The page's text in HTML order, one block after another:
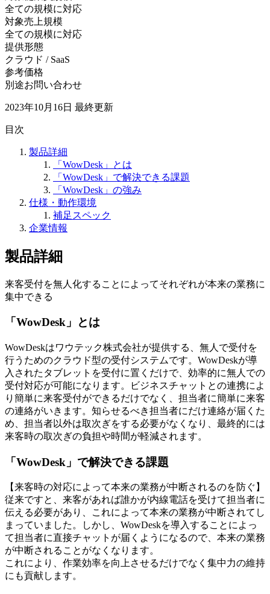
全ての規模に対応
対象売上規模
全ての規模に対応
提供形態
クラウド / SaaS
参考価格
別途お問い合わせ
2023年10月16日 最終更新
目次
製品詳細
「WowDesk」とは
「WowDesk」で解決できる課題
「WowDesk」の強み
仕様・動作環境
補足スペック
企業情報
製品詳細
来客受付を無人化することによってそれぞれが本来の業務に
集中できる
「WowDesk」とは
WowDeskはワウテック株式会社が提供する、無人で受付を
行うためのクラウド型の受付システムです。WowDeskが導
入されたタブレットを受付に置くだけで、効率的に無人での
受付対応が可能になります。ビジネスチャットとの連携によ
り簡単に来客受付ができるだけでなく、担当者に簡単に来客
の連絡がいきます。知らせるべき担当者にだけ連絡が届くた
め、担当者以外は取次ぎをする必要がなくなり、最終的には
来客時の取次ぎの負担や時間が軽減されます。
「WowDesk」で解決できる課題
【来客時の対応によって本来の業務が中断されるのを防ぐ】
従来ですと、来客があれば誰かが内線電話を受けて担当者に
伝える必要があり、これによって本来の業務が中断されてし
まっていました。しかし、WowDeskを導入することによっ
て担当者に直接チャットが届くようになるので、本来の業務
が中断されることがなくなります。
これにより、作業効率を向上させるだけでなく集中力の維持
にも貢献します。